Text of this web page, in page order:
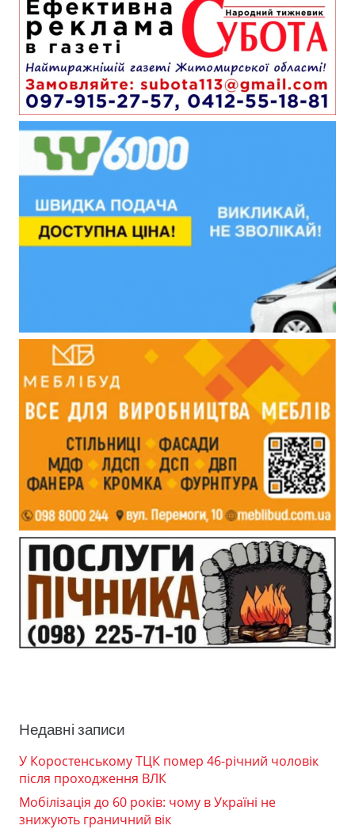
Недавні записи
У Коростенському ТЦК помер 46-річний чоловік
після проходження ВЛК
Мобілізація до 60 років: чому в Україні не
знижують граничний вік